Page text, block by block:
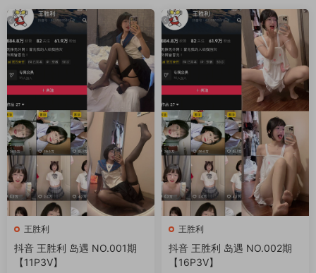
王胜利
抖音 王胜利 岛遇 NO.001期
【11P3V】
王胜利
抖音 王胜利 岛遇 NO.002期
【16P3V】